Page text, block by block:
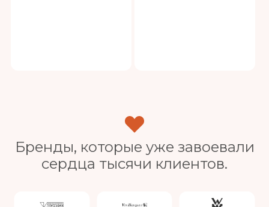
Бренды, которые уже завоевали
сердца тысячи клиентов.